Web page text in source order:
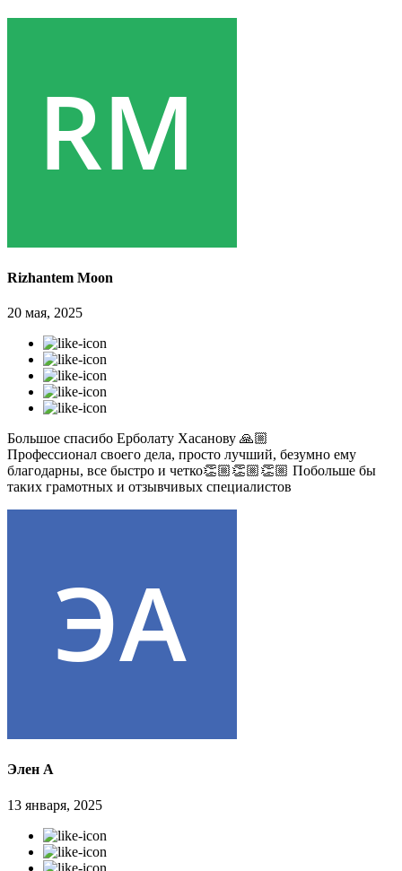
Rizhantem Moon
20 мая, 2025
Большое спасибо Ерболату Хасанову 🙏🏼
Профессионал своего дела, просто лучший, безумно ему
благодарны, все быстро и четко👏🏼👏🏼👏🏼 Побольше бы
таких грамотных и отзывчивых специалистов
Элен А
13 января, 2025